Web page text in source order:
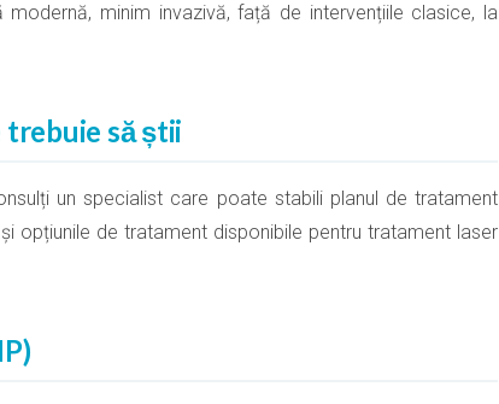
minim invazivă, față de intervențiile clasice, la
trebuie să știi
un specialist care poate stabili planul de tratament
opțiunile de tratament disponibile pentru tratament laser